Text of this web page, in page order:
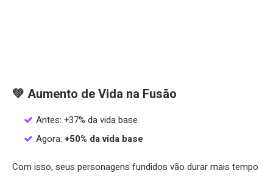
💚 Aumento de Vida na Fusão
Antes: +37% da vida base
Agora: +50% da vida base
Com isso, seus personagens fundidos vão durar mais tempo